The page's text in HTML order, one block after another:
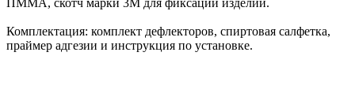
Комплектация: комплект дефлекторов, спиртовая салфетка,
праймер адгезии и инструкция по установке.